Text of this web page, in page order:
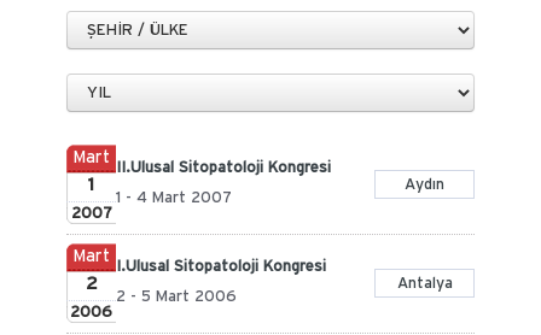
Mart
1
2007
II.Ulusal Sitopatoloji Kongresi
1 - 4 Mart 2007
Aydın
Mart
2
2006
I.Ulusal Sitopatoloji Kongresi
2 - 5 Mart 2006
Antalya